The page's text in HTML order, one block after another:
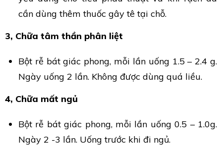
cần dùng thêm thuốc gây tê tại chỗ.
3, Chữa tâm thần phân liệt
Bột rễ bát giác phong, mỗi lần uống 1.5 – 2.4 g.
Ngày uống 2 lần. Không được dùng quá liều.
4, Chữa mất ngủ
Bột rễ bát giác phong, mỗi lần uống 0.5 – 1.0g.
Ngày 2 -3 lần. Uống trước khi đi ngủ.